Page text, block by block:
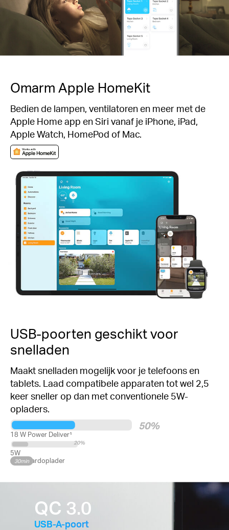
Omarm Apple HomeKit
Bedien de lampen, ventilatoren en meer met de
Apple Home app en Siri vanaf je iPhone, iPad,
Apple Watch, HomePod of Mac.
USB-poorten geschikt voor
snelladen
Maakt snelladen mogelijk voor je telefoons en
tablets. Laad compatibele apparaten tot wel 2,5
keer sneller op dan met conventionele 5W-
opladers.
50%
18 W Power Deliver¹
5W
standaardoplader
20%
30min
QC 3.0
USB-A-poort